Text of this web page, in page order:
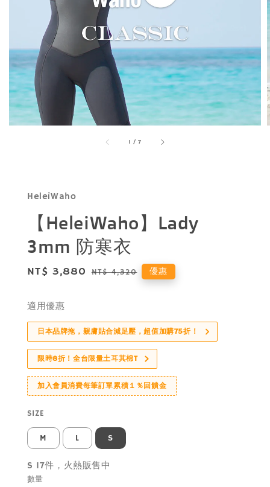
1 /7
HeleiWaho
【HeleiWaho】Lady
3mm 防寒衣
Sale
NT$ 3,880 Regular
NT$ 4,320 優惠
適用優惠
日本品牌拖，親膚貼合減足壓，超值加購75折！
限時8折！全台限量土耳其棉T
加入會員消費每筆訂單累積１％回饋金
SIZE
M L S
S 17件，火熱販售中
數量